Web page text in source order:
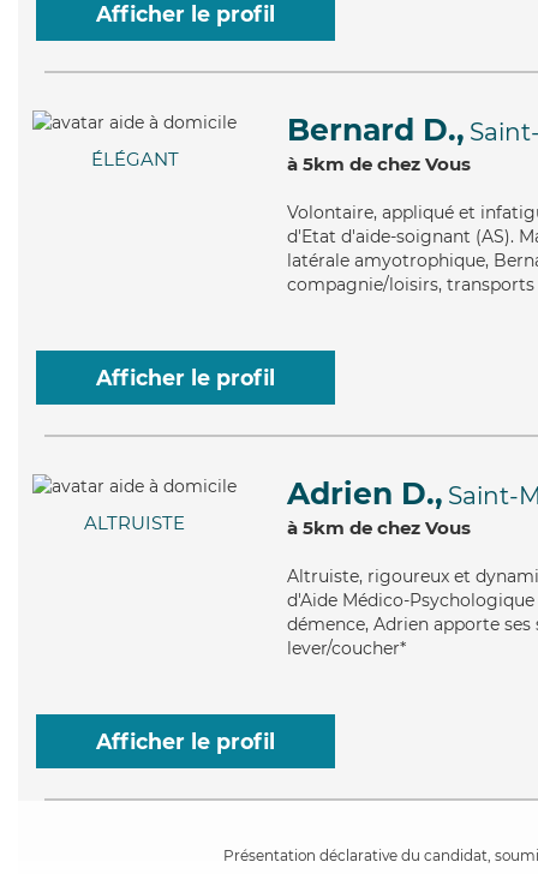
Afficher le profil
ÉLÉGANT
Bernard D.,
à 5km de chez Vous
Volontaire, appliqué et
d'Etat d'aide-soignant (AS).
latérale amyotrophique,
compagnie/loisirs,
Afficher le profil
ALTRUISTE
Adrien D., Saint-
à 5km de chez Vous
Altruiste, rigoureux et
d'Aide Médico-
démence, Adrien apporte
lever/coucher*
Afficher le profil
Présentation déclarative du candidat,